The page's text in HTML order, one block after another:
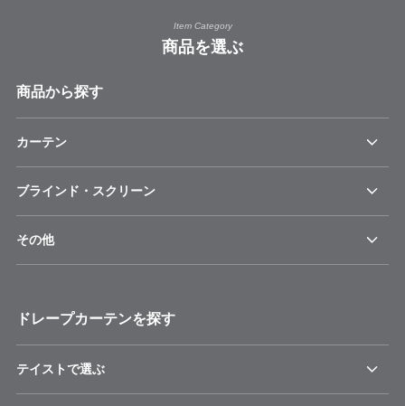
Item Category
商品を選ぶ
商品から探す
カーテン
ブラインド・スクリーン
その他
ドレープカーテンを探す
テイストで選ぶ